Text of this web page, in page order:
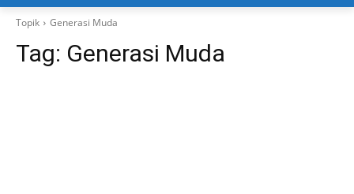
Topik Generasi Muda
Tag: Generasi Muda